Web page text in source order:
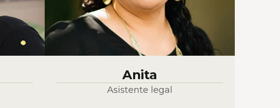
Anita
Asistente legal